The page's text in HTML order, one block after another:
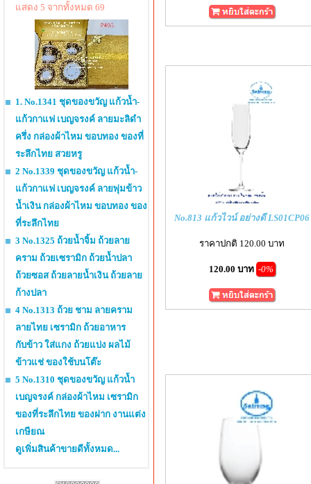
แสดง 5 จากทั้งหมด 69
1. No.1341 ชุดของขวัญ แก้วน้ำ-
แก้วกาแฟ เบญจรงค์ ลายมะลิดำ
ครึ่ง กล่องผ้าไหม ขอบทอง ของที่
ระลึกไทย สวยหรู
2 No.1339 ชุดของขวัญ แก้วน้ำ-
แก้วกาแฟ เบญจรงค์ ลายพุ่มข้าว
น้ำเงิน กล่องผ้าไหม ขอบทอง ของ
ที่ระลึกไทย
3 No.1325 ถ้วยน้ำจิ้ม ถ้วยลาย
คราม ถ้วยเซรามิก ถ้วยน้ำปลา
ถ้วยซอส ถ้วยลายน้ำเงิน ถ้วยลาย
ก้างปลา
4 No.1313 ถ้วย ชาม ลายคราม
ลายไทย เซรามิก ถ้วยอาหาร
กับข้าว ใส่แกง ถ้วยแบ่ง ผลไม้
ข้าวแช่ ของใช้บนโต๊ะ
5 No.1310 ชุดของขวัญ แก้วน้ำ
เบญจรงค์ กล่องผ้าไหม เซรามิก
ของที่ระลึกไทย ของฝาก งานแต่ง
เกษียณ
ดูเพิ่มสินค้าขายดีทั้งหมด...
No.813 แก้วไวน์ อย่างดี LS01CP06
ราคาปกติ 120.00 บาท
120.00 บาท -0%